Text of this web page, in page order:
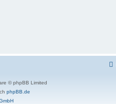
© phpBB Limited
phpBB.de